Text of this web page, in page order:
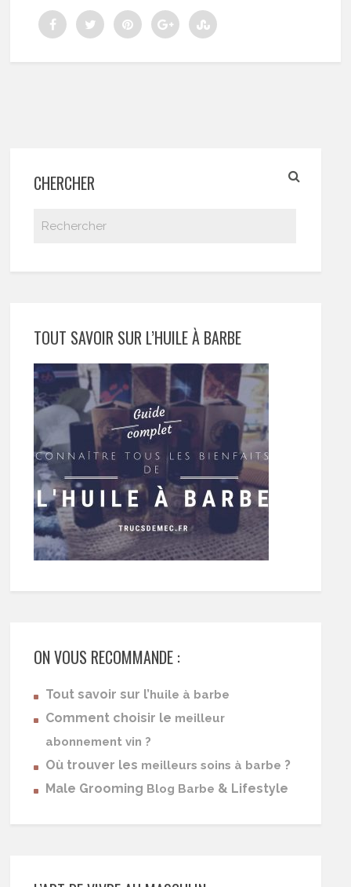
CHERCHER
TOUT SAVOIR SUR L’HUILE À BARBE
ON VOUS RECOMMANDE :
Tout savoir sur l’ huile à barbe
Comment choisir le meilleur
abonnement vin ?
Où trouver les meilleurs soins à barbe ?
Male Grooming Blog Barbe & Lifestyle